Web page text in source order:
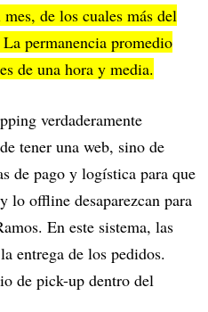
de los cuales más del
permanencia promedio
de una hora y media.
verdaderamente
tener una web, sino de
de pago y logística para que
lo offline desaparezcan para
En este sistema, las
entrega de los pedidos.
de pick-up dentro del